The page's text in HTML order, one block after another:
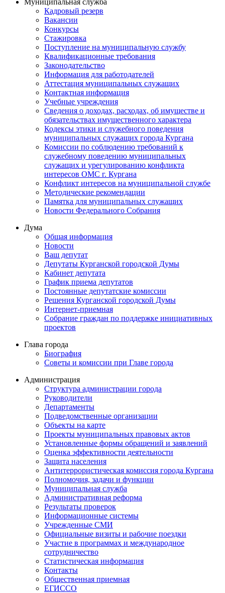
Кадровый резерв
Вакансии
Конкурсы
Стажировка
Поступление на муниципальную службу
Квалификационные требования
Законодательство
Информация для работодателей
Аттестация муниципальных служащих
Контактная информация
Учебные учреждения
Сведения о доходах, расходах, об имуществе и
обязательствах имущественного характера
Кодексы этики и служебного поведения
муниципальных служащих города Кургана
Комиссии по соблюдению требований к
служебному поведению муниципальных
служащих и урегулированию конфликта
интересов ОМС г. Кургана
Конфликт интересов на муниципальной службе
Методические рекомендации
Памятка для муниципальных служащих
Новости Федерального Cобрания
Дума
Общая информация
Новости
Ваш депутат
Депутаты Курганской городской Думы
Кабинет депутата
График приема депутатов
Постоянные депутатские комиссии
Решения Курганской городской Думы
Интернет-приемная
Собрание граждан по поддержке инициативных
проектов
Глава города
Биография
Советы и комиссии при Главе города
Администрация
Структура администрации города
Руководители
Департаменты
Подведомственные организации
Объекты на карте
Проекты муниципальных правовых актов
Установленные формы обращений и заявлений
Оценка эффективности деятельности
Защита населения
Антитеррористическая комиссия города Кургана
Полномочия, задачи и функции
Муниципальная служба
Административная реформа
Результаты проверок
Информационные системы
Учрежденные СМИ
Официальные визиты и рабочие поездки
Участие в программах и международное
сотрудничество
Статистическая информация
Контакты
Общественная приемная
ЕГИССО